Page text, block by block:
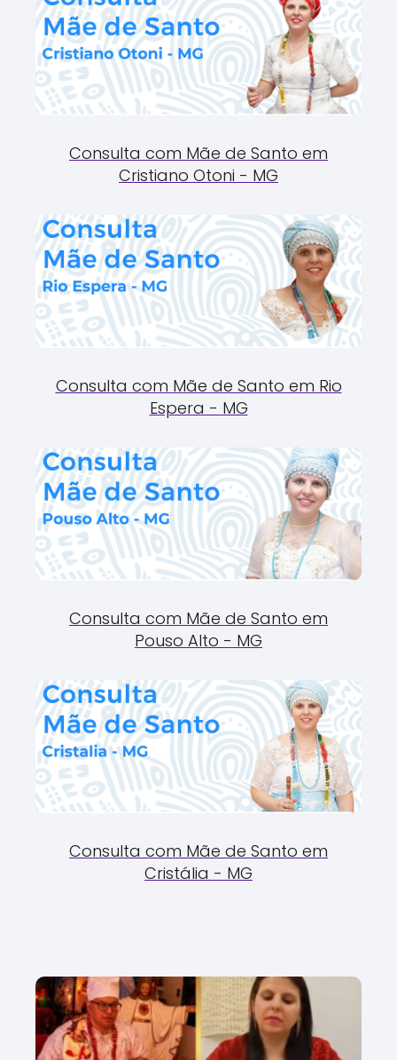
Consulta com Mãe de Santo em
Cristiano Otoni - MG
Consulta com Mãe de Santo em Rio
Espera - MG
Consulta com Mãe de Santo em
Pouso Alto - MG
Consulta com Mãe de Santo em
Cristália - MG